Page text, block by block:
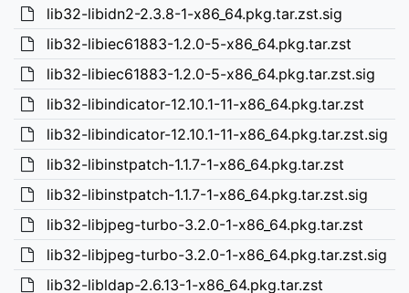
lib32-libidn2-2.3.8-1-x86_64.pkg.tar.zst.sig
lib32-libiec61883-1.2.0-5-x86_64.pkg.tar.zst
lib32-libiec61883-1.2.0-5-x86_64.pkg.tar.zst.sig
lib32-libindicator-12.10.1-11-x86_64.pkg.tar.zst
lib32-libindicator-12.10.1-11-x86_64.pkg.tar.zst.sig
lib32-libinstpatch-1.1.7-1-x86_64.pkg.tar.zst
lib32-libinstpatch-1.1.7-1-x86_64.pkg.tar.zst.sig
lib32-libjpeg-turbo-3.2.0-1-x86_64.pkg.tar.zst
lib32-libjpeg-turbo-3.2.0-1-x86_64.pkg.tar.zst.sig
lib32-libldap-2.6.13-1-x86_64.pkg.tar.zst